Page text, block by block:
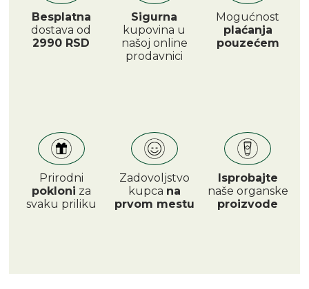
Besplatna
dostava od
2990 RSD
Sigurna
kupovina u
našoj online
prodavnici
Mogućnost
plaćanja
pouzećem
Prirodni
pokloni za
svaku priliku
Zadovoljstvo
kupca na
prvom mestu
Isprobajte
naše organske
proizvode